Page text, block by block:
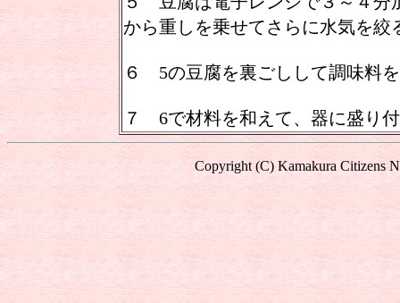
から重しを乗せてさらに水気を絞
６ 5の豆腐を裏ごしして調味料
７ 6で材料を和えて、器に盛り
Copyright (C) Kamakura Citizens